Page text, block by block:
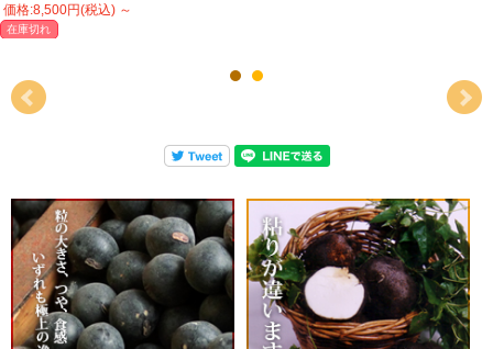
価格:8,500円(税込) ～
在庫切れ